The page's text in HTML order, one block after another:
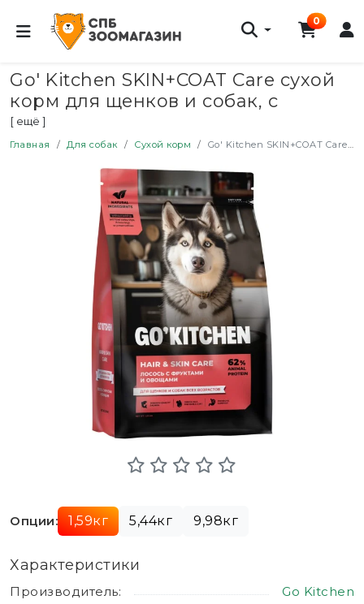
0
Go' Kitchen SKIN+COAT Care сухой
корм для щенков и собак, с
лососем - 1,59 кг
[ ещё ]
Главная Для собак Сухой корм Go' Kitchen SKIN+COAT Care сухой корм для щенков и собак, с лососем - 1,59 кг
Опции: 1,59кг 5,44кг 9,98кг
Характеристики
Производитель:
Go Kitchen